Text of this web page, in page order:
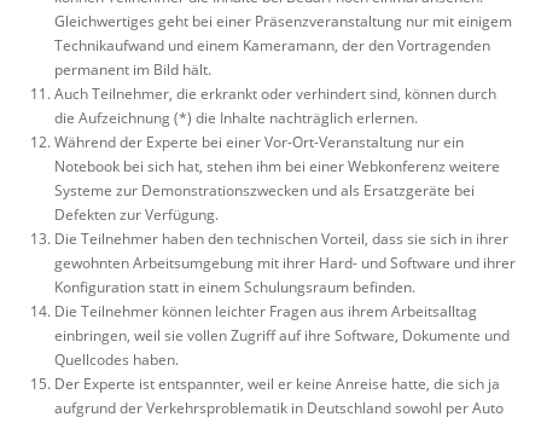
Gleichwertiges geht bei einer Präsenzveranstaltung nur mit einigem
Technikaufwand und einem Kameramann, der den Vortragenden
permanent im Bild hält.
Auch Teilnehmer, die erkrankt oder verhindert sind, können durch
die Aufzeichnung (*) die Inhalte nachträglich erlernen.
Während der Experte bei einer Vor-Ort-Veranstaltung nur ein
Notebook bei sich hat, stehen ihm bei einer Webkonferenz weitere
Systeme zur Demonstrationszwecken und als Ersatzgeräte bei
Defekten zur Verfügung.
Die Teilnehmer haben den technischen Vorteil, dass sie sich in ihrer
gewohnten Arbeitsumgebung mit ihrer Hard- und Software und ihrer
Konfiguration statt in einem Schulungsraum befinden.
Die Teilnehmer können leichter Fragen aus ihrem Arbeitsalltag
einbringen, weil sie vollen Zugriff auf ihre Software, Dokumente und
Quellcodes haben.
Der Experte ist entspannter, weil er keine Anreise hatte, die sich ja
aufgrund der Verkehrsproblematik in Deutschland sowohl per Auto